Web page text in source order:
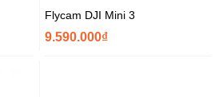
Flycam DJI Mini 3
9.590.000₫